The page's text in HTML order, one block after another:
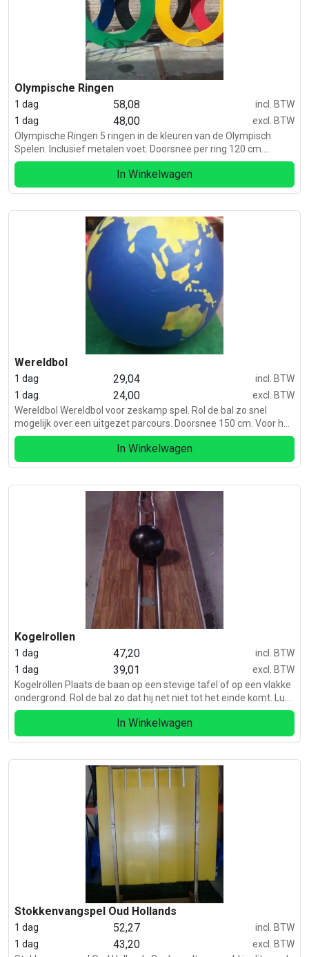
Olympische Ringen
1 dag 58,08
incl. BTW
1 dag
48,00
excl. BTW
Olympische Ringen 5 ringen in de kleuren van de Olympisch
Spelen. Inclusief metalen voet. Doorsnee per ring 120 cm.
Vrijstaand
In Winkelwagen
Wereldbol
1 dag 29,04
incl. BTW
1 dag
24,00
excl. BTW
Wereldbol Wereldbol voor zeskamp spel. Rol de bal zo snel
mogelijk over een uitgezet parcours. Doorsnee 150 cm. Voor het
opblazen zit er een blower bij.
In Winkelwagen
Kogelrollen
1 dag 47,20
incl. BTW
1 dag
39,01
excl. BTW
Kogelrollen Plaats de baan op een stevige tafel of op een vlakke
ondergrond. Rol de bal zo dat hij net niet tot het einde komt. Lukt
dat, gaat de sirene af en heb je gewonnen.
In Winkelwagen
Stokkenvangspel Oud Hollands
1 dag 52,27
incl. BTW
1 dag
43,20
excl. BTW